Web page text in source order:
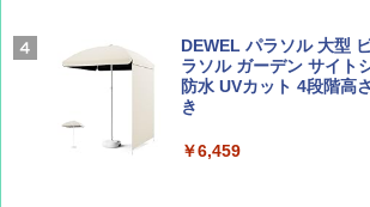
AIRLINE（エアライン
集】ボーイング110周年
￥1,760
新しい日本地理 地図・
解く (講談社現代新書)
￥1,540
広げるだけ パッとサッ
ーティング フルクロー
簡単設置 ポップアップ
ュ(BC仕様) PATC-
￥9,990
DEWEL パラソル 大型
ラソル ガーデン サイト
防水 UVカット 4段階高
き
￥6,459